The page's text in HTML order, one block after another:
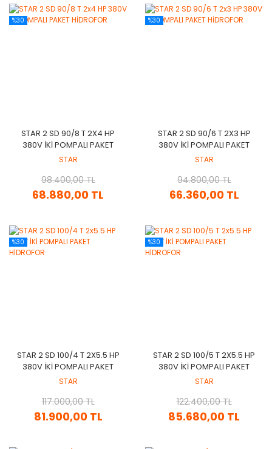
%30
STAR 2 SD 90/8 T 2X4 HP
380V İKİ POMPALI PAKET
HİDROFOR
STAR
68.880,00 TL
98.400,00 TL
%30
STAR 2 SD 90/6 T 2X3 HP
380V İKİ POMPALI PAKET
HİDROFOR
STAR
66.360,00 TL
94.800,00 TL
%30
STAR 2 SD 100/4 T 2X5.5 HP
380V İKİ POMPALI PAKET
HİDROFOR
STAR
81.900,00 TL
117.000,00 TL
%30
STAR 2 SD 100/5 T 2X5.5 HP
380V İKİ POMPALI PAKET
HİDROFOR
STAR
85.680,00 TL
122.400,00 TL